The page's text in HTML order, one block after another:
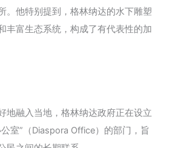
。他特别提到，格林纳达的水下雕塑
丰富生态系统，构成了有代表性的加
地融入当地，格林纳达政府正在设立
室”（Diaspora Office）的部门，旨